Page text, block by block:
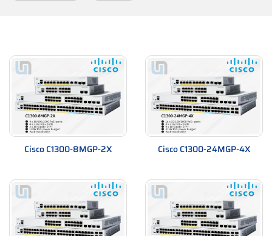
Cisco C1300-8MGP-2X Cisco C1300-24MGP-4X